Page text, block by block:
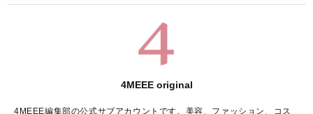
4MEEE original
4MEEE編集部の公式サブアカウントです。美容、ファッション、コス